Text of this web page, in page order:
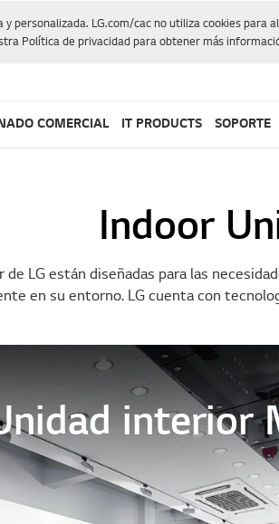
personalizada. LG.com/cac no utiliza cookies
Política de privacidad para obtener más
COMERCIAL IT PRODUCTS SOPORTE
Indoor
de LG están diseñadas para las
en su entorno. LG cuenta con
interior